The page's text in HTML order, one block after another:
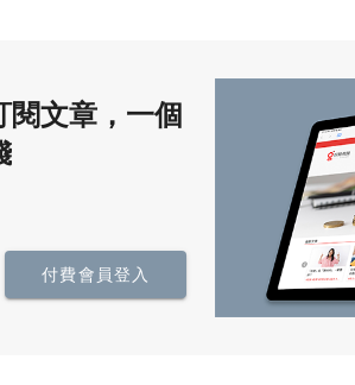
文章，一個
付費會員登入